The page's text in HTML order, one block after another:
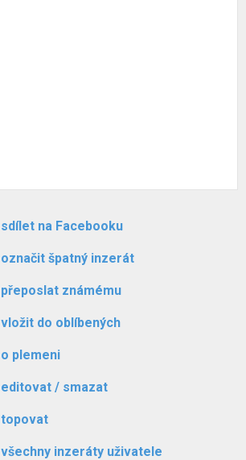
sdílet na Facebooku
označit špatný inzerát
přeposlat známému
vložit do oblíbených
o plemeni
editovat / smazat
topovat
všechny inzeráty uživatele